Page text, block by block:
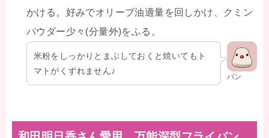
かける。好みでオリーブ油適量を回しかけ、クミン
パウダー少々(分量外)をふる。
パン
米粉をしっかりとまぶしておくと焼いてもト
マトがくずれません♪